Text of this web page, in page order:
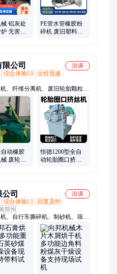
铝灰处
无害化
PE管水管橡胶粉
碎机 废旧塑料瓶
公司
洽谈
综合体验L0 出价迅速
、纤维分离机、废旧轮胎颗粒生
条打块机、挤丝机、精细磨粉
动橡胶
废轮胎
恒德1200型全自
动轮胎圈口挤丝
司
洽谈
综合体验L1
回复及时
郑州
、自行车撕碎机、制砂机、筛选
续式烘干机、颚式破碎机、锤式
破碎机